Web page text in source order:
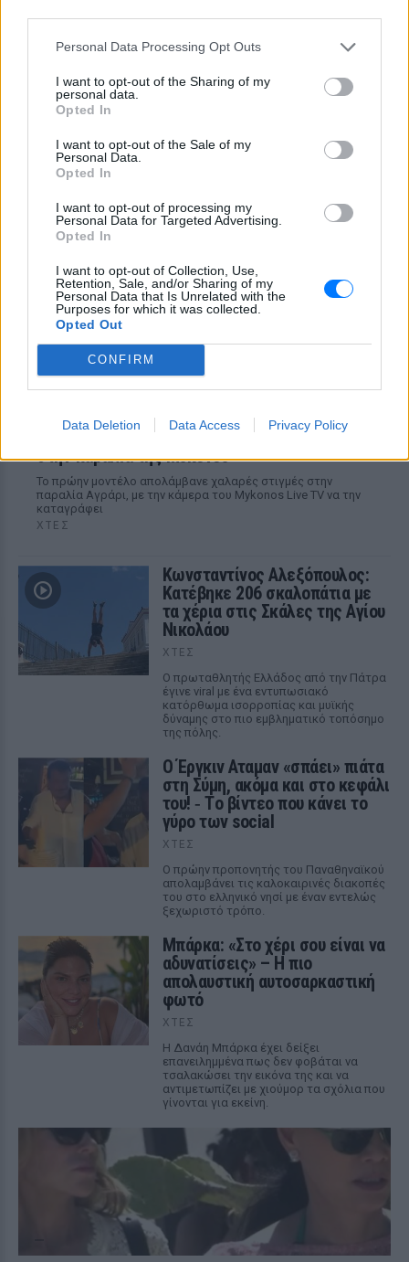
Personal Data Processing Opt Outs
I want to opt-out of the Sharing of my
personal data.
Opted In
I want to opt-out of the Sale of my
Personal Data.
Opted In
I want to opt-out of processing my
Personal Data for Targeted Advertising.
Opted In
I want to opt-out of Collection, Use,
Retention, Sale, and/or Sharing of my
Personal Data that Is Unrelated with the
Purposes for which it was collected.
Opted Out
CONFIRM
Data Deletion Data Access Privacy Policy
βάφτισαν
ΠΡΙΝ 5 ΏΡΕΣ
Η απίστευτη ιστορία πίσω από την
απόφαση της Ασης Μπήλιου που
Το απογευματινό μπάνιο της
Μαρίας Σολωμού στη θάλασσα:
ΧΤΕΣ
Εύη Βατίδου: Αναψε φωτιές με κόκκινο μπικίνι
στην παραλία της Μυκόνου
Το πρώην μοντέλο απολάμβανε χαλαρές στιγμές στην
παραλία Αγράρι, με την κάμερα του Mykonos Live TV να την
καταγράφει
ΧΤΕΣ
Κωνσταντίνος Αλεξόπουλος:
Κατέβηκε 206 σκαλοπάτια με
τα χέρια στις Σκάλες της Αγίου
Νικολάου
ΧΤΕΣ
Ο πρωταθλητής Ελλάδος από την Πάτρα
έγινε viral με ένα εντυπωσιακό
κατόρθωμα ισορροπίας και μυϊκής
δύναμης στο πιο εμβληματικό τοπόσημο
της πόλης.
Ο Έργκιν Αταμαν «σπάει» πιάτα
στη Σύμη, ακόμα και στο κεφάλι
του! ‑ Tο βίντεο που κάνει το
γύρο των social
ΧΤΕΣ
Ο πρώην προπονητής του Παναθηναϊκού
απολαμβάνει τις καλοκαιρινές διακοπές
του στο ελληνικό νησί με έναν εντελώς
ξεχωριστό τρόπο.
Μπάρκα: «Στο χέρι σου είναι να
αδυνατίσεις» – Η πιο
απολαυστική αυτοσαρκαστική
φωτό
ΧΤΕΣ
Η Δανάη Μπάρκα έχει δείξει
επανειλημμένα πως δεν φοβάται να
τσαλακώσει την εικόνα της και να
αντιμετωπίζει με χιούμορ τα σχόλια που
γίνονται για εκείνη.